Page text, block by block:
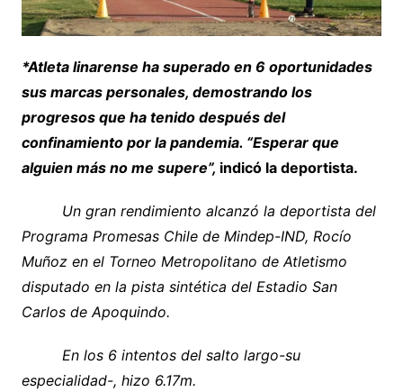
*Atleta linarense ha superado en 6 oportunidades
sus marcas personales, demostrando los
progresos que ha tenido después del
confinamiento por la pandemia. “Esperar que
alguien más no me supere”, indicó la deportista.
Un gran rendimiento alcanzó la deportista del
Programa Promesas Chile de Mindep-IND, Rocío
Muñoz en el Torneo Metropolitano de Atletismo
disputado en la pista sintética del Estadio San
Carlos de Apoquindo.
En los 6 intentos del salto largo-su
especialidad-, hizo 6.17m.